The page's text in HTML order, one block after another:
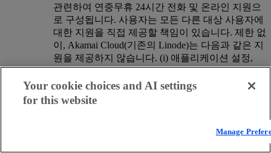
관련하여 연중무휴 24시간 전화 및 온라인 지원으
로 구성됩니다. 사용자는 모든 다른 대상 사용자에
대한 지원을 직접 제공할 책임이 있습니다. 제한 없
이, Akamai Cloud(기존의 Linode)는 다음과 같은 지
원을 제공하지 않습니다. (i) 애플리케이션 설정,
CGI 프로그래밍, 웹 서버, 메일 서버, 데이터베이스
설정 또는 이와 유사한 애플리케이션 특정 문제,
(ii) 대상 사용자의 데이터 개발, 유지 관리, 운영 또
성을 수시로 변경할 권리를 보유하며 해당 변경 사
Your cookie choices and AI settings
for this website
Manage